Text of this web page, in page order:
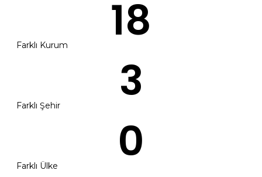
18
Farklı Kurum
3
Farklı Şehir
0
Farklı Ülke